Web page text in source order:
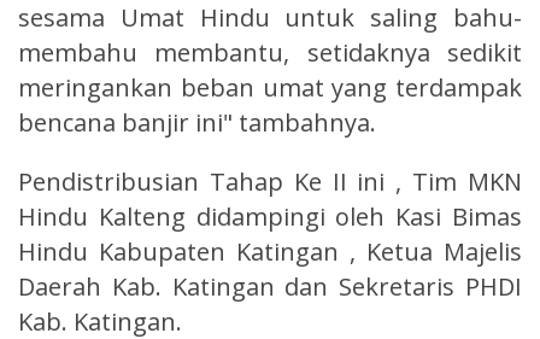
sesama Umat Hindu untuk saling bahu-
membahu membantu, setidaknya sedikit
meringankan beban umat yang terdampak
bencana banjir ini" tambahnya.
Pendistribusian Tahap Ke II ini , Tim MKN
Hindu Kalteng didampingi oleh Kasi Bimas
Hindu Kabupaten Katingan , Ketua Majelis
Daerah Kab. Katingan dan Sekretaris PHDI
Kab. Katingan.